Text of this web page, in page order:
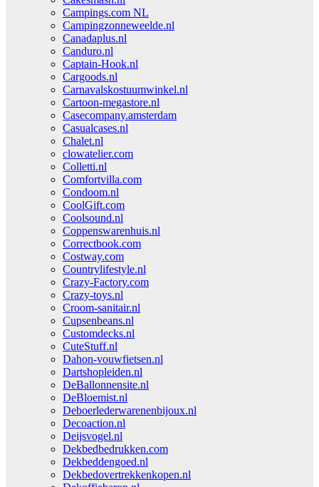
Campings.com NL
Campingzonneweelde.nl
Canadaplus.nl
Canduro.nl
Captain-Hook.nl
Cargoods.nl
Carnavalskostuumwinkel.nl
Cartoon-megastore.nl
Casecompany.amsterdam
Casualcases.nl
Chalet.nl
clowatelier.com
Colletti.nl
Comfortvilla.com
Condoom.nl
CoolGift.com
Coolsound.nl
Coppenswarenhuis.nl
Correctbook.com
Costway.com
Countrylifestyle.nl
Crazy-Factory.com
Crazy-toys.nl
Croom-sanitair.nl
Cupsenbeans.nl
Customdecks.nl
CuteStuff.nl
Dahon-vouwfietsen.nl
Dartshopleiden.nl
DeBallonnensite.nl
DeBloemist.nl
Deboerlederwarenenbijoux.nl
Decoaction.nl
Deijsvogel.nl
Dekbedbedrukken.com
Dekbeddengoed.nl
Dekbedovertrekkenkopen.nl